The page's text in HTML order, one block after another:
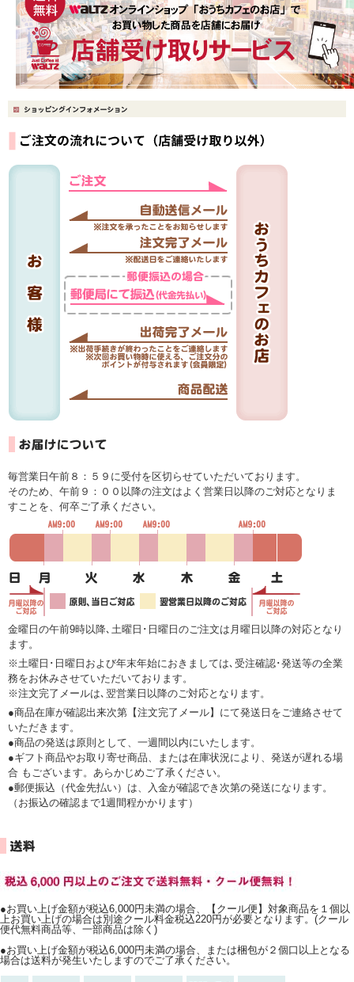
毎営業日午前８：５９に受付を区切らせていただいております。
そのため、午前９：００以降の注文はよく営業日以降のご対応となりま
すことを、何卒ご了承ください。
金曜日の午前9時以降､土曜日･日曜日のご注文は月曜日以降の対応となり
ます。
※土曜日･日曜日および年末年始におきましては､受注確認･発送等の全業
務をお休みさせていただいております。
※注文完了メールは､翌営業日以降のご対応となります。
●商品在庫が確認出来次第【注文完了メール】にて発送日をご連絡させて
いただきます。
●商品の発送は原則として、一週間以内にいたします。
●ギフト商品やお取り寄せ商品、または在庫状況により、発送が遅れる場
合 もございます。あらかじめご了承ください。
●郵便振込（代金先払い）は、入金が確認でき次第の発送になります。
（お振込の確認まで1週間程かかります）
●お買い上げ金額が税込6,000円未満の場合、【クール便】対象商品を１個以
上お買い上げの場合は別途クール料金税込220円が必要となります。(クール
便代無料商品等、一部商品は除く)
●お買い上げ金額が税込6,000円未満の場合、または梱包が２個口以上となる
場合は送料が発生いたしますのでご了承ください。